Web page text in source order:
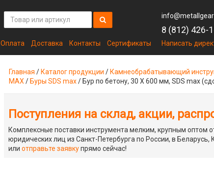
Оплата Доставка Контакты Сертификаты
8 (812) 426-
Написать
Главная / Каталог продукции / Камнеобрабатывающий
MAX / Буры SDS max/ Бур по бетону, 30 Х 600 мм, SDS max
Поступления на склад, акции,
Комплексные поставки инструмента мелким, крупным оптом
юридических лиц из Санкт-Петербурга по России, в Беларусь,
или отправьте заявкупрямо сейчас!